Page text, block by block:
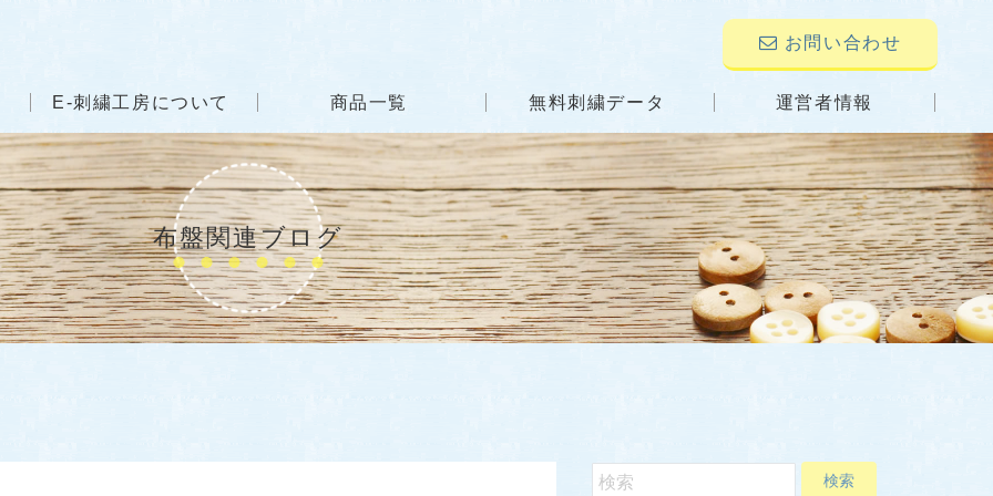
お問い合わせ
E-刺繍工房について 商品一覧 無料刺繍データ 運営者情報
布盤関連ブログ